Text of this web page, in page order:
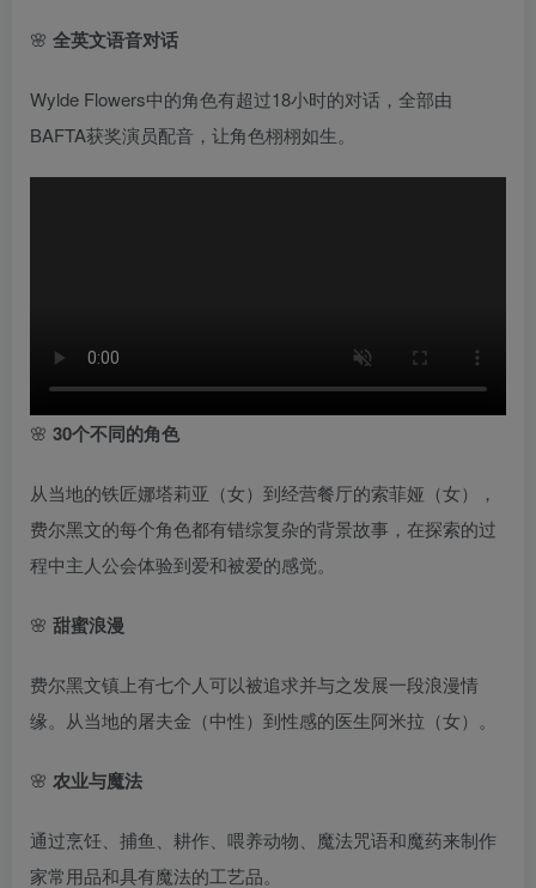
🌸 全英文语音对话
Wylde Flowers中的角色有超过18小时的对话，全部由
BAFTA获奖演员配音，让角色栩栩如生。
🌸 30个不同的角色
从当地的铁匠娜塔莉亚（女）到经营餐厅的索菲娅（女），
费尔黑文的每个角色都有错综复杂的背景故事，在探索的过
程中主人公会体验到爱和被爱的感觉。
🌸 甜蜜浪漫
费尔黑文镇上有七个人可以被追求并与之发展一段浪漫情
缘。从当地的屠夫金（中性）到性感的医生阿米拉（女）。
🌸 农业与魔法
通过烹饪、捕鱼、耕作、喂养动物、魔法咒语和魔药来制作
家常用品和具有魔法的工艺品。